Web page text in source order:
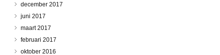
december 2017
juni 2017
maart 2017
februari 2017
oktober 2016